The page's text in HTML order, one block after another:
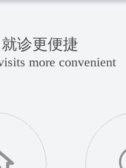
诊更便捷
more convenient